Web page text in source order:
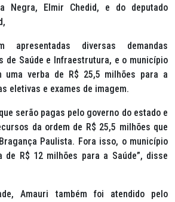
Negra, Elmir Chedid, e do deputado
apresentadas diversas demandas
de Saúde e Infraestrutura, e o município
uma verba de R$ 25,5 milhões para a
eletivas e exames de imagem.
serão pagas pelo governo do estado e
da ordem de R$ 25,5 milhões que
Paulista. Fora isso, o município
de R$ 12 milhões para a Saúde”, disse
Amauri também foi atendido pelo